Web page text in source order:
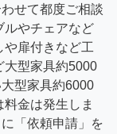
せて都度ご相談
ルやチェアなど
扉付きなど工
大型家具約5000
型家具約6000
金は発生しま
「依頼申請」を